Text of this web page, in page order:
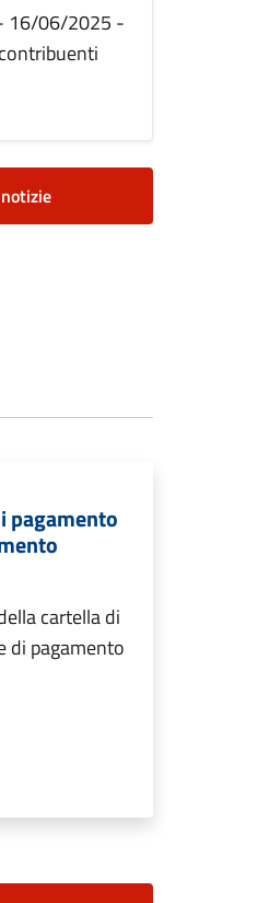
16/06/2025 -
pagamento
cartella di
di pagamento